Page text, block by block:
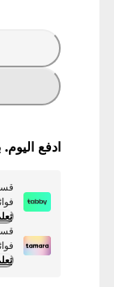
ادفع
قسمها
قسمها